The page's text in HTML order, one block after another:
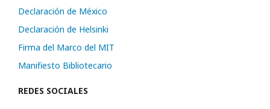
Declaración de México
Declaración de Helsinki
Firma del Marco del MIT
Manifiesto Bibliotecario
REDES SOCIALES